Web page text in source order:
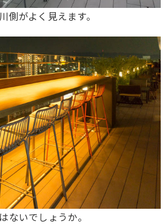
側がよく見えます。
ないでしょうか。